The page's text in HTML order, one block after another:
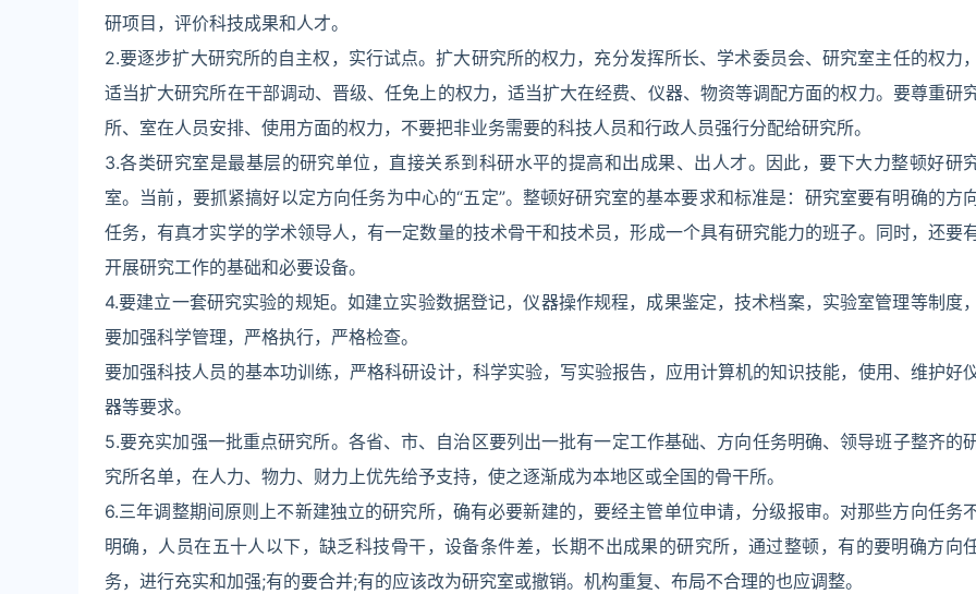
研项目，评价科技成果和人才。
2.要逐步扩大研究所的自主权，实行试点。扩大研究所的权力，充分发挥所长、学术委员会、研究室主任的权力，
适当扩大研究所在干部调动、晋级、任免上的权力，适当扩大在经费、仪器、物资等调配方面的权力。要尊重研
所、室在人员安排、使用方面的权力，不要把非业务需要的科技人员和行政人员强行分配给研究所。
3.各类研究室是最基层的研究单位，直接关系到科研水平的提高和出成果、出人才。因此，要下大力整顿好研
室。当前，要抓紧搞好以定方向任务为中心的“五定”。整顿好研究室的基本要求和标准是：研究室要有明确的方
任务，有真才实学的学术领导人，有一定数量的技术骨干和技术员，形成一个具有研究能力的班子。同时，还要
开展研究工作的基础和必要设备。
4.要建立一套研究实验的规矩。如建立实验数据登记，仪器操作规程，成果鉴定，技术档案，实验室管理等制度，
要加强科学管理，严格执行，严格检查。
要加强科技人员的基本功训练，严格科研设计，科学实验，写实验报告，应用计算机的知识技能，使用、维护好
器等要求。
5.要充实加强一批重点研究所。各省、市、自治区要列出一批有一定工作基础、方向任务明确、领导班子整齐的
究所名单，在人力、物力、财力上优先给予支持，使之逐渐成为本地区或全国的骨干所。
6.三年调整期间原则上不新建独立的研究所，确有必要新建的，要经主管单位申请，分级报审。对那些方向任务
明确，人员在五十人以下，缺乏科技骨干，设备条件差，长期不出成果的研究所，通过整顿，有的要明确方向
务，进行充实和加强;有的要合并;有的应该改为研究室或撤销。机构重复、布局不合理的也应调整。